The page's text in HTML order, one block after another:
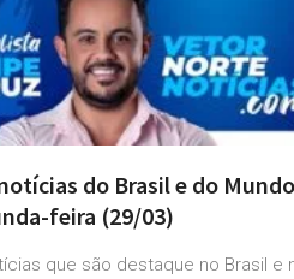
do Brasil e do Mundo
feira (29/03)
que são destaque no Brasil e